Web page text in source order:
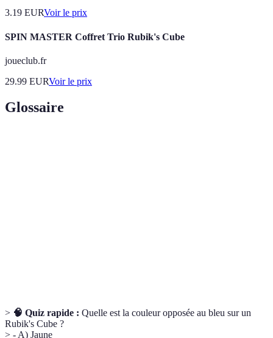
3.19 EURVoir le prix
SPIN MASTER Coffret Trio Rubik's Cube
joueclub.fr
29.99 EURVoir le prix
Glossaire
> 🧠 Quiz rapide : Quelle est la couleur opposée au bleu sur un
Rubik's Cube ?
> - A) Jaune